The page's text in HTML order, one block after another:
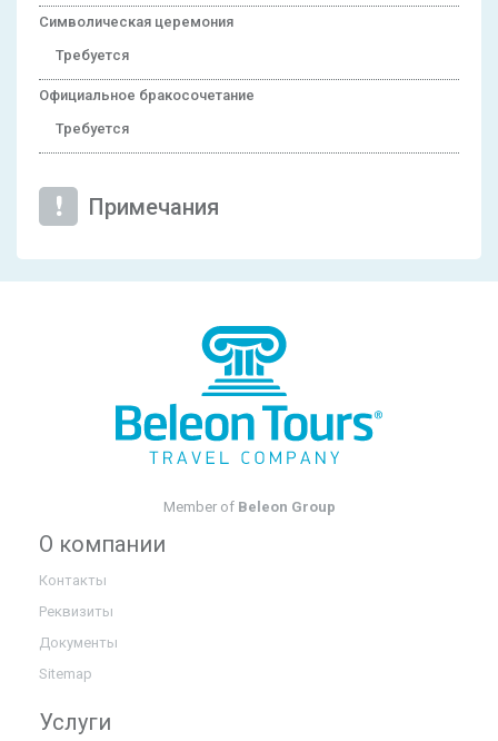
Символическая церемония
Требуется
Официальное бракосочетание
Требуется
Примечания
Member of Beleon Group
О компании
Контакты
Реквизиты
Документы
Sitemap
Услуги